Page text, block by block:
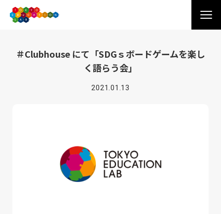
＃Clubhouse にて「SDGｓボードゲームを楽し
く語らう会」
2021.01.13